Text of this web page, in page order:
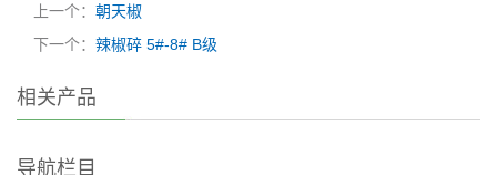
上一个： 朝天椒
下一个： 辣椒碎 5#-8# B级
相关产品
导航栏目